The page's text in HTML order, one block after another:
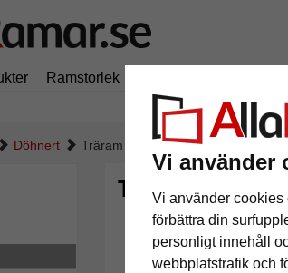
Vi använder
Vi använder cookies
förbättra din
personligt innehåll
webbplatstrafik och
Ramstorlek
195 kr i
Döhnert Träram Bentley
Träram Bentley